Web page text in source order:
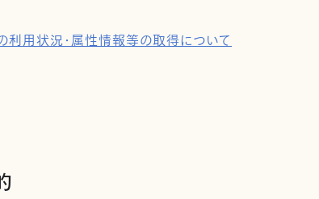
用状況・属性情報等の取得について